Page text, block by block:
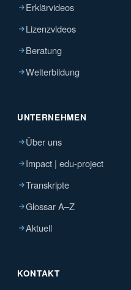
Erklärvideos
Lizenzvideos
Beratung
Weiterbildung
UNTERNEHMEN
Über uns
Impact | edu-project
Transkripte
Glossar A–Z
Aktuell
KONTAKT